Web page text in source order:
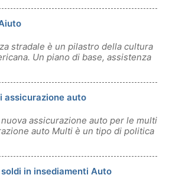
stradale è un pilastro della cultura
Un piano di base, assistenza
assicurazione auto
assicurazione auto per le multi
auto Multi è un tipo di politica
in insediamenti Auto